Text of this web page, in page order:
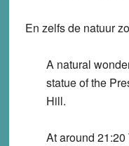
En zelfs de natuur
A natural
statue of the
Hill.
At around